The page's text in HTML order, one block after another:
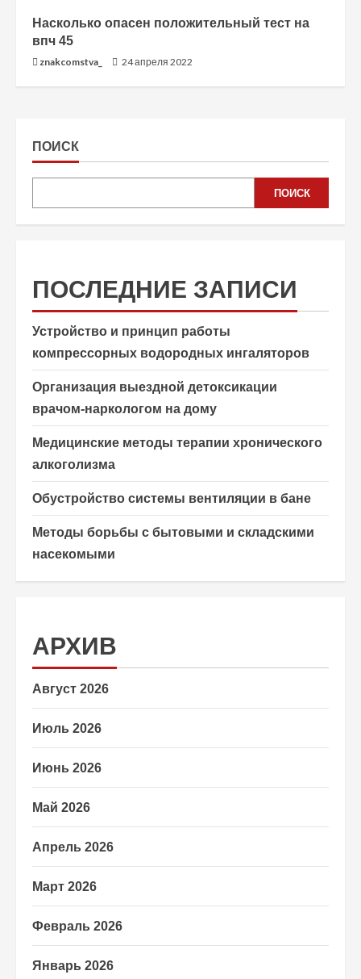
Насколько опасен положительный тест на
впч 45
znakcomstva_ 24 апреля 2022
ПОИСК
ПОИСК
ПОСЛЕДНИЕ ЗАПИСИ
Устройство и принцип работы
компрессорных водородных ингаляторов
Организация выездной детоксикации
врачом-наркологом на дому
Медицинские методы терапии хронического
алкоголизма
Обустройство системы вентиляции в бане
Методы борьбы с бытовыми и складскими
насекомыми
АРХИВ
Август 2026
Июль 2026
Июнь 2026
Май 2026
Апрель 2026
Март 2026
Февраль 2026
Январь 2026